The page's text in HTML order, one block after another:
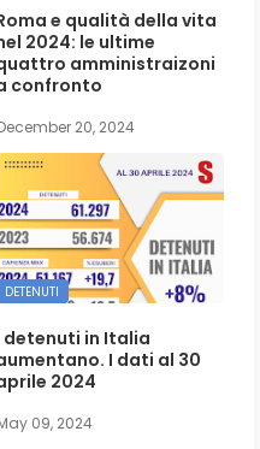
e qualità della vita
2024: le ultime
amministraizoni
confronto
20, 2024
DETENUTI
detenuti in Italia
I dati al 30
2024
09, 2024